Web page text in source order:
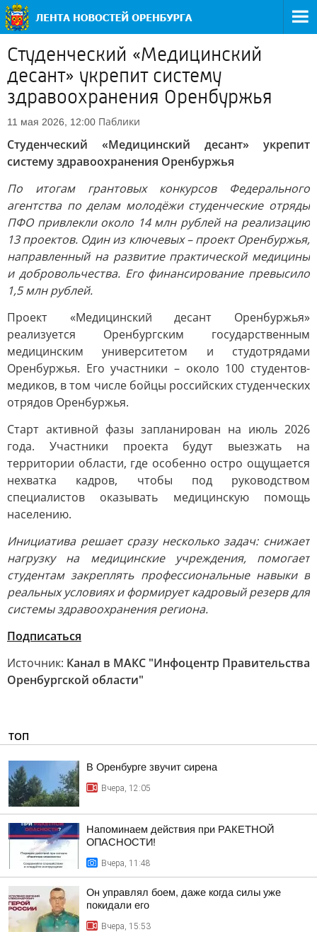
Студенческий «Медицинский
десант» укрепит систему
здравоохранения Оренбуржья
11 мая 2026, 12:00 Паблики
Студенческий «Медицинский десант» укрепит
систему здравоохранения Оренбуржья
По итогам грантовых конкурсов Федерального
агентства по делам молодёжи студенческие отряды
ПФО привлекли около 14 млн рублей на реализацию
13 проектов. Один из ключевых – проект Оренбуржья,
направленный на развитие практической медицины
и добровольчества. Его финансирование превысило
1,5 млн рублей.
Проект «Медицинский десант Оренбуржья»
реализуется Оренбургским государственным
медицинским университетом и студотрядами
Оренбуржья. Его участники – около 100 студентов-
медиков, в том числе бойцы российских студенческих
отрядов Оренбуржья.
Старт активной фазы запланирован на июль 2026
года. Участники проекта будут выезжать на
территории области, где особенно остро ощущается
нехватка кадров, чтобы под руководством
специалистов оказывать медицинскую помощь
населению.
Инициатива решает сразу несколько задач: снижает
нагрузку на медицинские учреждения, помогает
студентам закреплять профессиональные навыки в
реальных условиях и формирует кадровый резерв для
системы здравоохранения региона.
Подписаться
Источник: Канал в МАКС "Инфоцентр Правительства
Оренбургской области"
ТОП
В Оренбурге звучит сирена
Вчера, 12:05
Напоминаем действия при РАКЕТНОЙ
ОПАСНОСТИ!
Вчера, 11:48
Он управлял боем, даже когда силы уже
покидали его
Вчера, 15:53